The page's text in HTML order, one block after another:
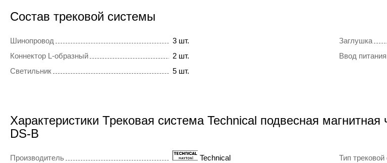
Состав трековой системы
Шинопровод 3 шт. Заглушка
Коннектор L-образный
2 шт. Ввод питания
Светильник
5 шт.
Характеристики Трековая система Technical подвесная
DS-B
Производитель Technical Тип